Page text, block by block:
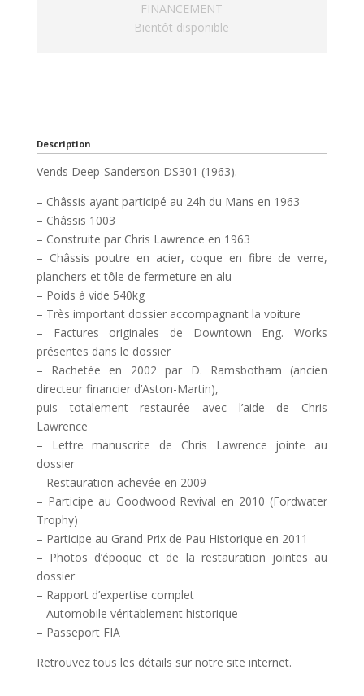
FINANCEMENT
Bientôt disponible
Description
Vends Deep-Sanderson DS301 (1963).
– Châssis ayant participé au 24h du Mans en 1963
– Châssis 1003
– Construite par Chris Lawrence en 1963
– Châssis poutre en acier, coque en fibre de verre,
planchers et tôle de fermeture en alu
– Poids à vide 540kg
– Très important dossier accompagnant la voiture
– Factures originales de Downtown Eng. Works
présentes dans le dossier
– Rachetée en 2002 par D. Ramsbotham (ancien
directeur financier d’Aston-Martin),
puis totalement restaurée avec l’aide de Chris
Lawrence
– Lettre manuscrite de Chris Lawrence jointe au
dossier
– Restauration achevée en 2009
– Participe au Goodwood Revival en 2010 (Fordwater
Trophy)
– Participe au Grand Prix de Pau Historique en 2011
– Photos d’époque et de la restauration jointes au
dossier
– Rapport d’expertise complet
– Automobile véritablement historique
– Passeport FIA
Retrouvez tous les détails sur notre site internet.